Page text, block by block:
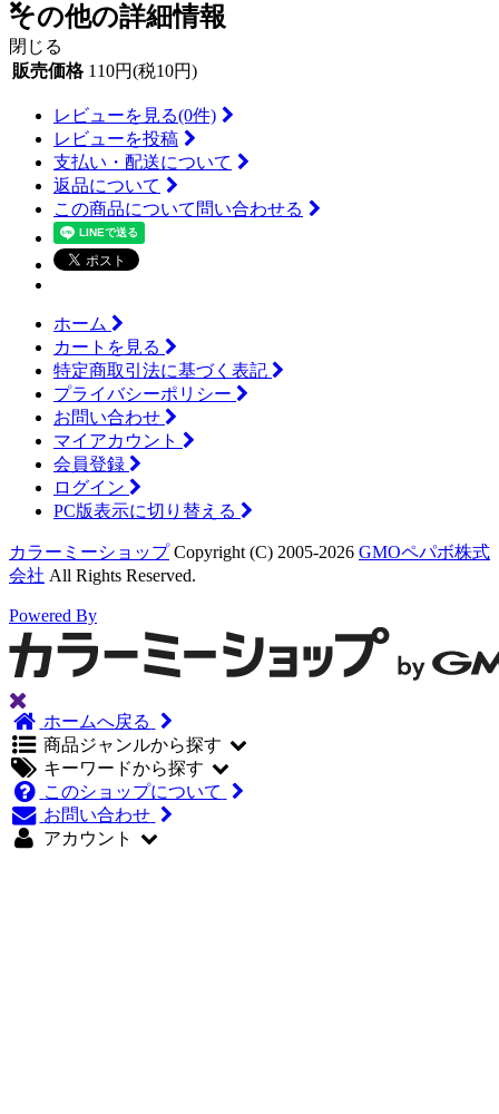
その他の詳細情報
販売価格 110円(税10円)
レビューを見る(0件)
レビューを投稿
支払い・配送について
返品について
この商品について問い合わせる
閉じる
ホーム
カートを見る
特定商取引法に基づく表記
プライバシーポリシー
お問い合わせ
マイアカウント
会員登録
ログイン
PC版表示に切り替える
カラーミーショップCopyright (C) 2005-2026 GMOペパボ株式
会社 All Rights Reserved.
Powered By
ホームへ戻る
商品ジャンルから探す
キーワードから探す
このショップについて
お問い合わせ
アカウント